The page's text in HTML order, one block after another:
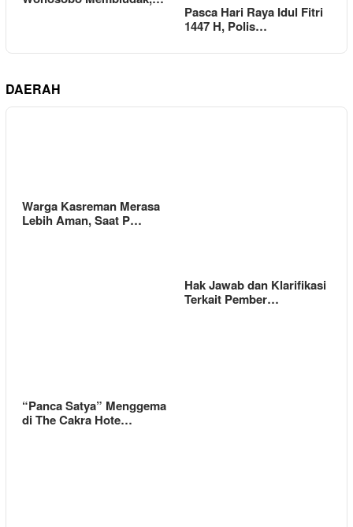
Pasca Hari Raya Idul Fitri
1447 H, Polis…
DAERAH
Warga Kasreman Merasa
Lebih Aman, Saat P…
Hak Jawab dan Klarifikasi
Terkait Pember…
“Panca Satya” Menggema
di The Cakra Hote…